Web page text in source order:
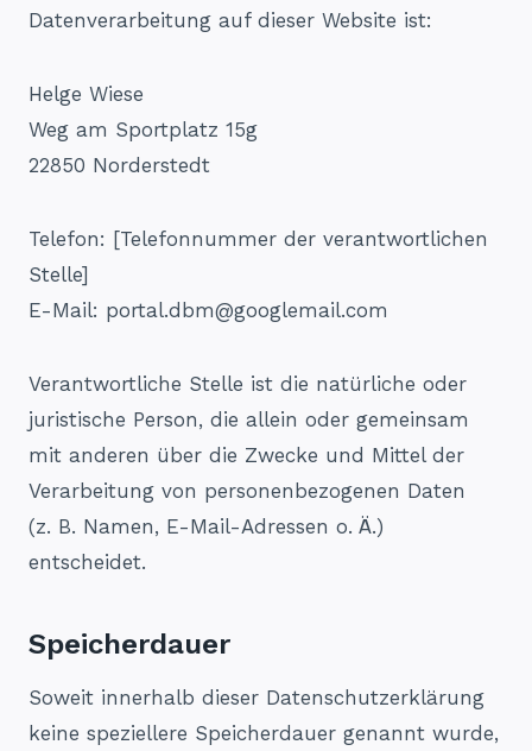
Datenverarbeitung auf dieser Website ist:
Helge Wiese
Weg am Sportplatz 15g
22850 Norderstedt
Telefon: [Telefonnummer der verantwortlichen
Stelle]
E-Mail: portal.dbm@googlemail.com
Verantwortliche Stelle ist die natürliche oder
juristische Person, die allein oder gemeinsam
mit anderen über die Zwecke und Mittel der
Verarbeitung von personenbezogenen Daten
(z. B. Namen, E-Mail-Adressen o. Ä.)
entscheidet.
Speicherdauer
Soweit innerhalb dieser Datenschutzerklärung
keine speziellere Speicherdauer genannt wurde,